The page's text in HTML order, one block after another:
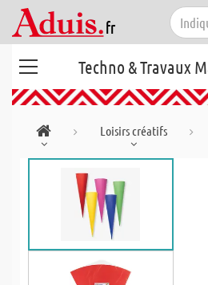
Techno & Travaux
Loisirs créatifs